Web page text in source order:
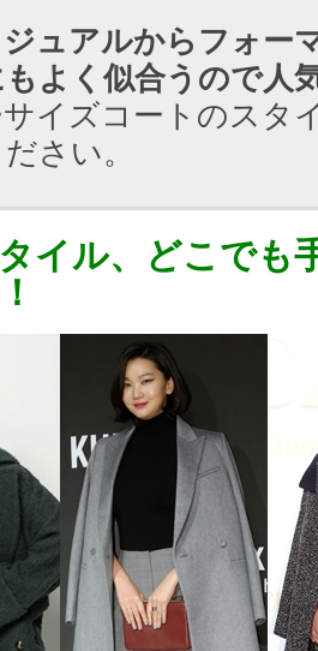
ュアルからフォー
よく似合うので人
イズコートのスタ
さい。
イル、どこでも